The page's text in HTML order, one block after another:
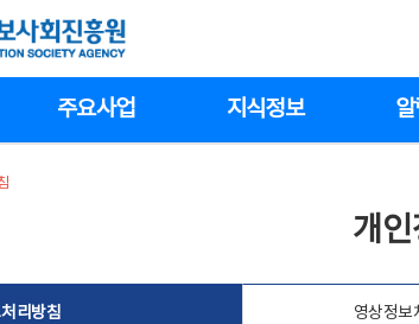
주요사업 지식정보
개
리방침 영상정보